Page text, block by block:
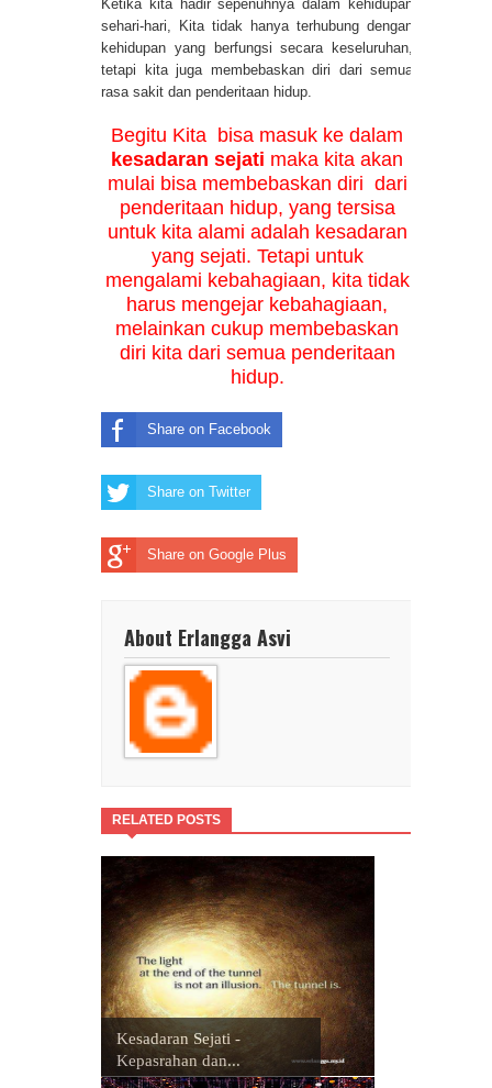
Ketika kita hadir sepenuhnya dalam kehidupan
sehari-hari, Kita tidak hanya terhubung dengan
kehidupan yang berfungsi secara keseluruhan,
tetapi kita juga membebaskan diri dari semua
rasa sakit dan penderitaan hidup.
Begitu Kita bisa masuk ke dalam
kesadaran sejati maka kita akan
mulai bisa membebaskan diri dari
penderitaan hidup, yang tersisa
untuk kita alami adalah kesadaran
yang sejati. Tetapi untuk
mengalami kebahagiaan, kita tidak
harus mengejar kebahagiaan,
melainkan cukup membebaskan
diri kita dari semua penderitaan
hidup.
Share on Facebook
Share on Twitter
Share on Google Plus
About Erlangga Asvi
RELATED POSTS
Kesadaran Sejati -
Kepasrahan dan...